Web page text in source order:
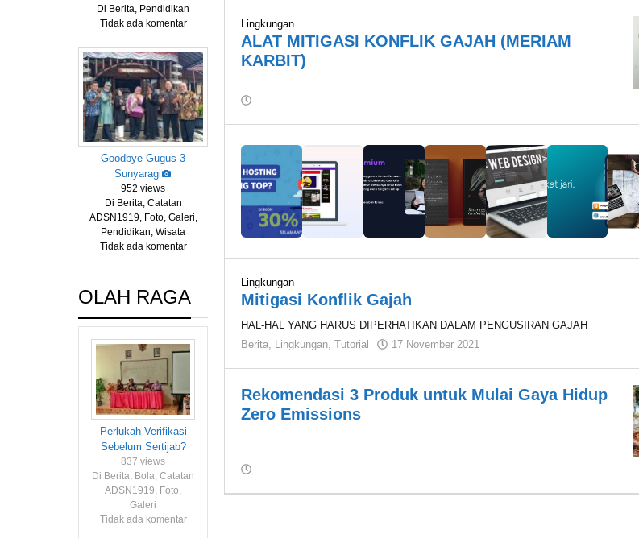
Di Berita, Pendidikan
Tidak ada komentar
Goodbye Gugus 3
Sunyaragi
952 views
Di Berita, Catatan
ADSN1919, Foto, Galeri,
Pendidikan, Wisata
Tidak ada komentar
OLAH RAGA
Perlukah Verifikasi
Sebelum Sertijab?
837 views
Di Berita, Bola, Catatan
ADSN1919, Foto,
Galeri
Tidak ada komentar
Lingkungan
ALAT MITIGASI KONFLIK GAJAH (MERIAM
KARBIT)
Lingkungan
Mitigasi Konflik Gajah
HAL-HAL YANG HARUS DIPERHATIKAN DALAM PENGUSIRAN GAJAH
Berita, Lingkungan,Tutorial 17 November 2021
Rekomendasi 3 Produk untuk Mulai Gaya Hidup
Zero Emissions
1919